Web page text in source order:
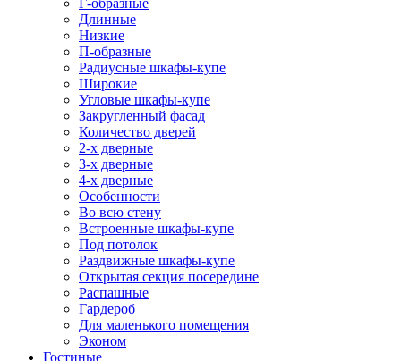
Г-образные
Длинные
Низкие
П-образные
Радиусные шкафы-купе
Широкие
Угловые шкафы-купе
Закругленный фасад
Количество дверей
2-х дверные
3-х дверные
4-х дверные
Особенности
Во всю стену
Встроенные шкафы-купе
Под потолок
Раздвижные шкафы-купе
Открытая секция посередине
Распашные
Гардероб
Для маленького помещения
Эконом
Гостиные